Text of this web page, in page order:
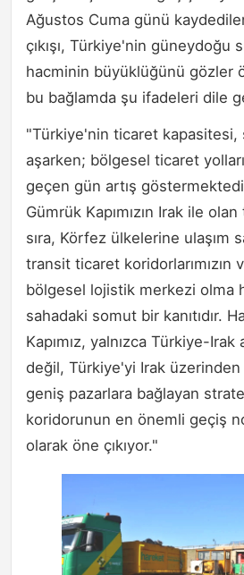
Ağustos Cuma günü
çıkışı, Türkiye'nin güneydoğu
hacminin büyüklüğünü gözler
bu bağlamda şu ifadeleri dile
"Türkiye'nin ticaret kapasitesi,
aşarken; bölgesel ticaret
geçen gün artış
Gümrük Kapımızın Irak ile
sıra, Körfez ülkelerine ulaşım
transit ticaret koridorlarımızın
bölgesel lojistik merkezi olma
sahadaki somut bir kanıtıdır.
Kapımız, yalnızca Türkiye-Irak
değil, Türkiye'yi Irak
geniş pazarlara bağlayan
koridorunun en önemli geçiş
olarak öne çıkıyor."